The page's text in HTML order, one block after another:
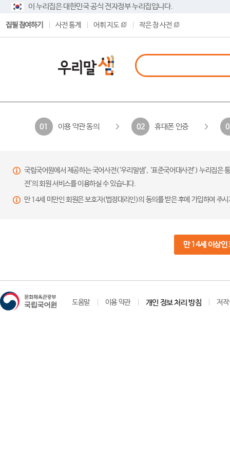
이 누리집은 대한민국 공식 전자정부 누리집입니다.
집필 참여하기 사전 통계 어휘 지도 작은 창 사전
01 이용 약관 동의 02 휴대폰 인증
국립국어원에서 제공하는 국어사전(‘우리말샘’, ‘표준국어대사전’) 누리집
전’의 회원 서비스를 이용하실 수 있습니다.
만 14세 미만인 회원은 보호자(법정대리인)의 동의를 받은 후에 가입하여 주
만 14세 이상인
도움말 이용 약관 개인 정보 처리 방침 저